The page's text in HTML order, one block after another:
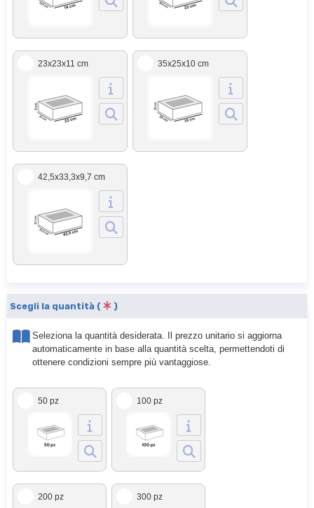
23x23x11 cm 35x25x10 cm
42,5x33,3x9,7 cm
Scegli la quantità ( )
Seleziona la quantità desiderata. Il prezzo unitario si aggiorna
automaticamente in base alla quantità scelta, permettendoti di
ottenere condizioni sempre più vantaggiose.
50 pz 100 pz
200 pz 300 pz